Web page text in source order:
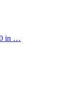
in …